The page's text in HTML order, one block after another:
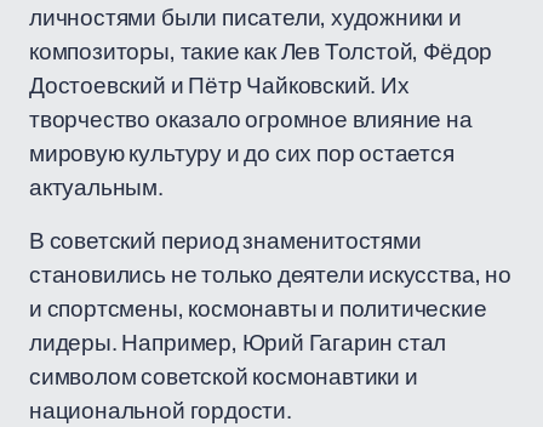
личностями были писатели, художники и
композиторы, такие как Лев Толстой, Фёдор
Достоевский и Пётр Чайковский. Их
творчество оказало огромное влияние на
мировую культуру и до сих пор остается
актуальным.
В советский период знаменитостями
становились не только деятели искусства, но
и спортсмены, космонавты и политические
лидеры. Например, Юрий Гагарин стал
символом советской космонавтики и
национальной гордости.